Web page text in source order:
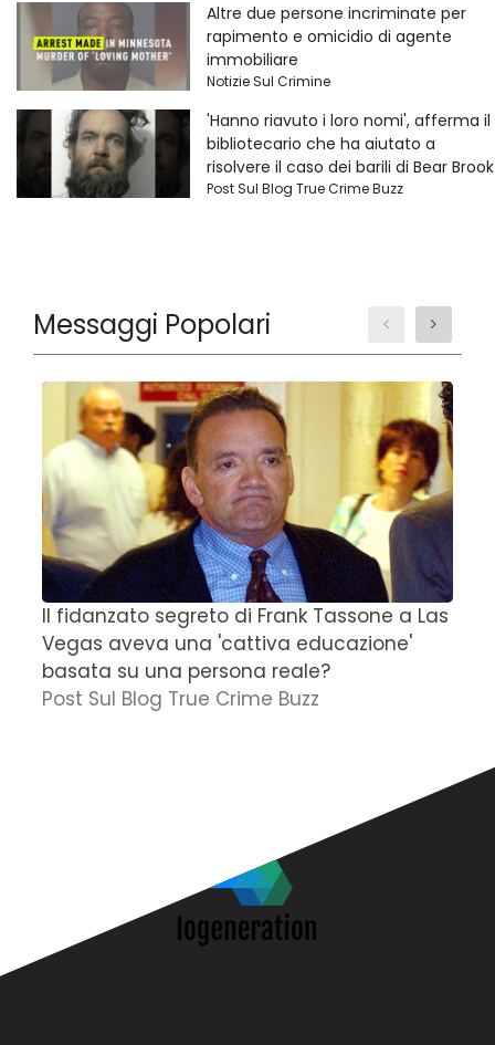
Altre due persone incriminate per
rapimento e omicidio di agente
immobiliare
Notizie Sul Crimine
'Hanno riavuto i loro nomi', afferma il
bibliotecario che ha aiutato a
risolvere il caso dei barili di Bear Brook
Post Sul Blog True Crime Buzz
Messaggi Popolari
Il fidanzato segreto di Frank Tassone a Las
Vegas aveva una 'cattiva educazione'
basata su una persona reale?
Post Sul Blog True Crime Buzz